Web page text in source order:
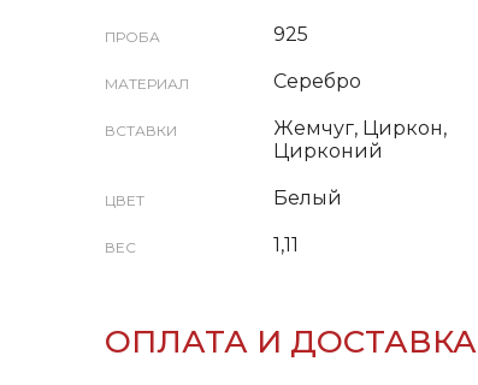
ПРОБА 925
МАТЕРИАЛ Серебро
ВСТАВКИ
Жемчуг, Циркон,
Цирконий
ЦВЕТ Белый
ВЕС 1,11
ОПЛАТА И ДОСТАВКА